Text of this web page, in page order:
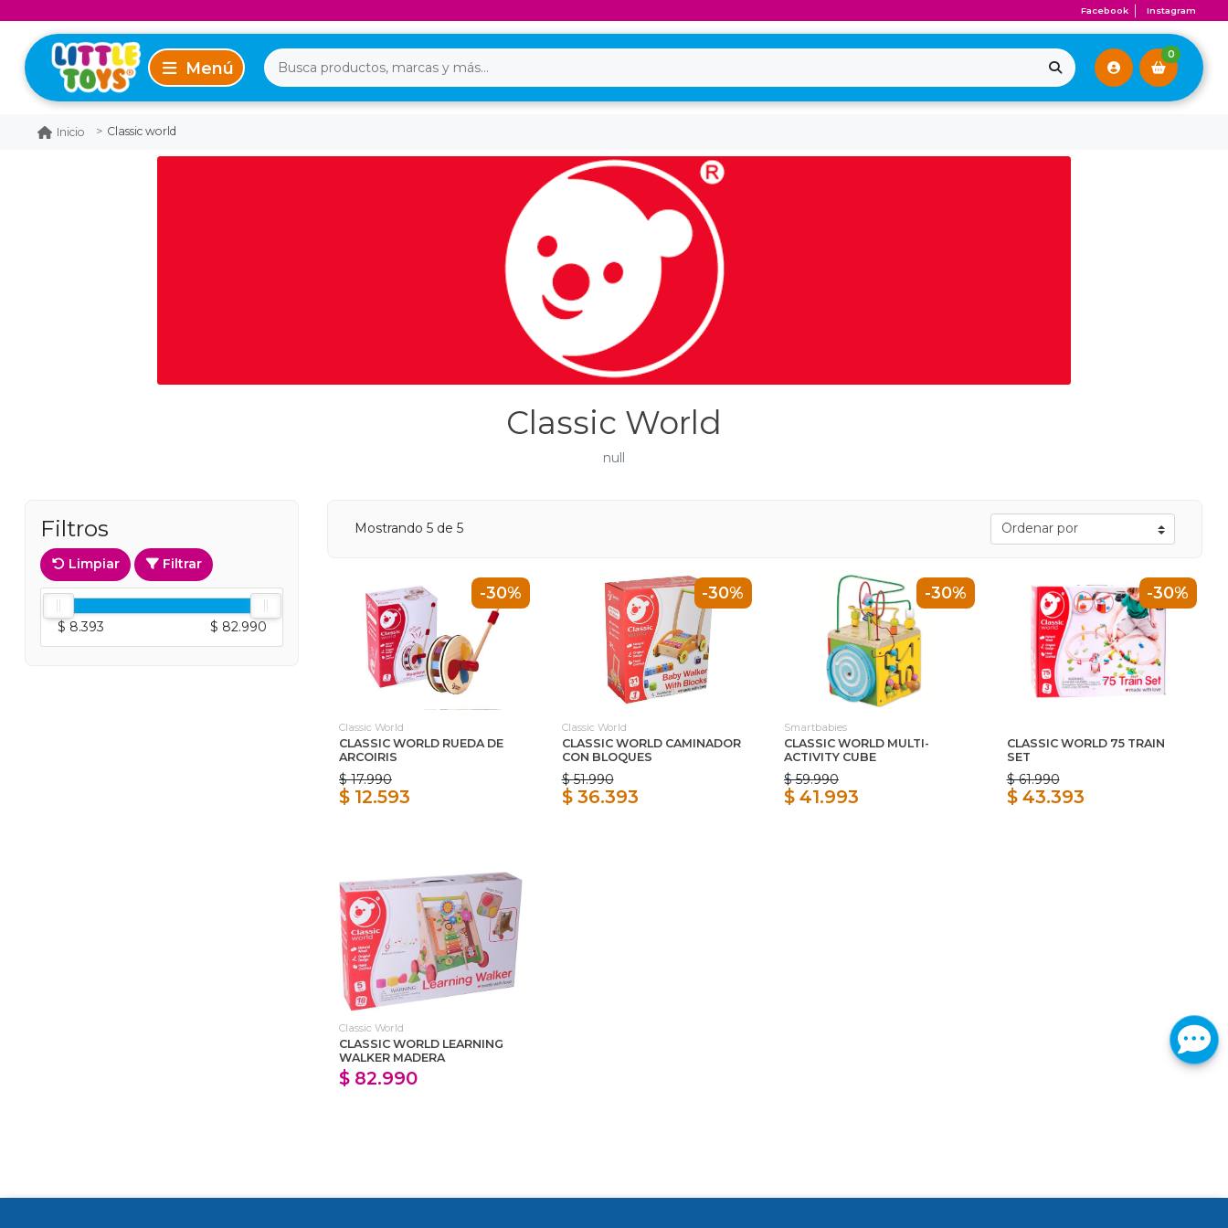
Facebook Instagram
0
Inicio Classic world
Classic World
null
Filtros
Limpiar Filtrar
$ 8.393 $ 82.990
Mostrando 5 de 5
-30%
Classic World
CLASSIC WORLD RUEDA DE
ARCOIRIS
$ 17.990
$ 12.593
-30%
Classic World
CLASSIC WORLD CAMINADOR
CON BLOQUES
$ 51.990
$ 36.393
-30%
Smartbabies
CLASSIC WORLD MULTI-
ACTIVITY CUBE
$ 59.990
$ 41.993
-30%
CLASSIC WORLD 75 TRAIN
SET
$ 61.990
$ 43.393
Classic World
CLASSIC WORLD LEARNING
WALKER MADERA
$ 82.990